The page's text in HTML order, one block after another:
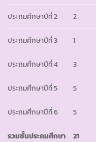
ประถมศึกษาปีที่ 2 2
ประถมศึกษาปีที่ 3 1
ประถมศึกษาปีที่ 4 3
ประถมศึกษาปีที่ 5 5
ประถมศึกษาปีที่ 6 5
รวมชั้นประถมศึกษา 21